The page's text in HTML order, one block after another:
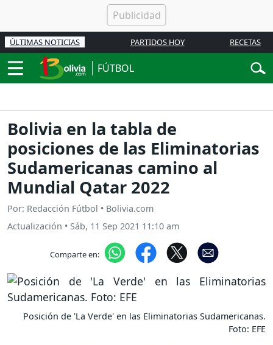
ÚLTIMAS NOTICIAS PARTIDOS HOY RECETAS
FÚTBOL
Bolivia en la tabla de
posiciones de las Eliminatorias
Sudamericanas camino al
Mundial Qatar 2022
Por: Redacción Fútbol • Bolivia.com
Actualización • Sáb, 11 Sep 2021 11:10 am
Comparte en:
Posición de 'La Verde' en las Eliminatorias Sudamericanas.
Foto: EFE